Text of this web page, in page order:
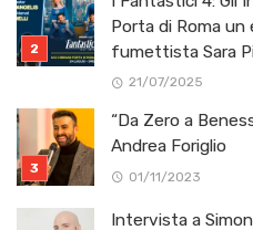
Porta di Roma
fumettista Sara
21/07/2025
“Da Zero a
Andrea Foriglio
01/11/2023
Intervista a